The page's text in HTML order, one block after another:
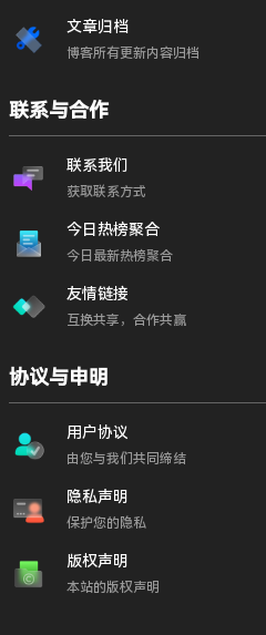
文章归档
博客所有更新内容归档
联系与合作
联系我们
获取联系方式
今日热榜聚合
今日最新热榜聚合
友情链接
互换共享，合作共赢
协议与申明
用户协议
由您与我们共同缔结
隐私声明
保护您的隐私
版权声明
本站的版权声明